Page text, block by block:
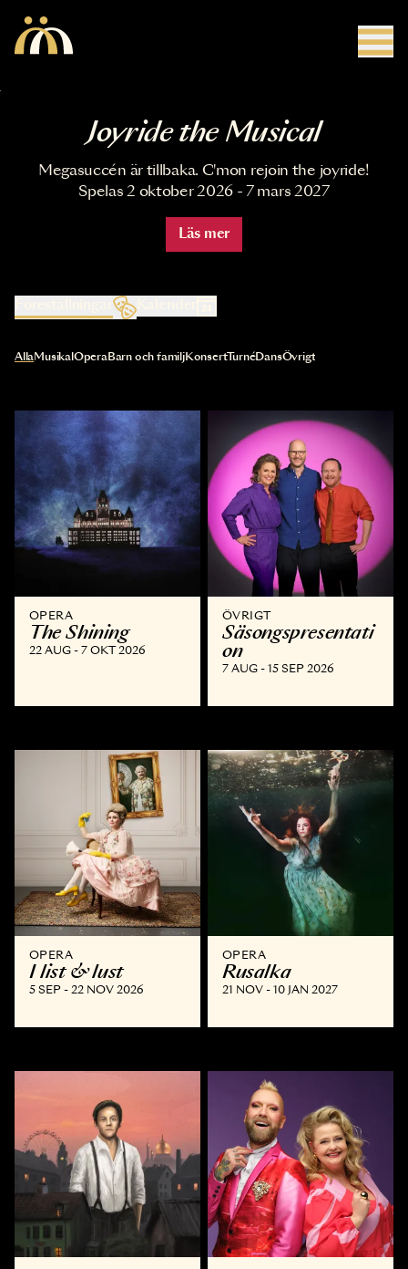
Joyride the Musical
Megasuccén är tillbaka. C'mon rejoin the joyride!
Spelas 2 oktober 2026 - 7 mars 2027
Läs mer
Kalender
Val av kategori uppdaterar innehållet automatiskt
AllaMusikal OperaBarn och familjKonsertTurnéDansÖvrigt
OPERA
The Shining
22 AUG - 7 OKT 2026
ÖVRIGT
Säsongspresentati
on
7 AUG - 15 SEP 2026
OPERA
I list & lust
5 SEP - 22 NOV 2026
OPERA
Rusalka
21 NOV - 10 JAN 2027